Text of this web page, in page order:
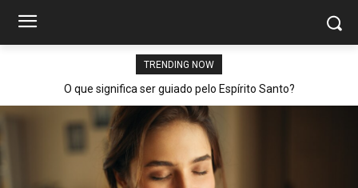
TRENDING NOW
O que significa ser guiado pelo Espírito Santo?